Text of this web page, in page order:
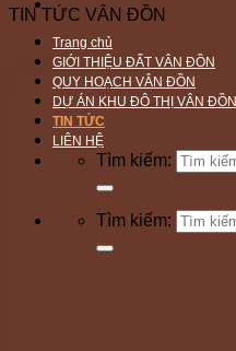
Trang chủ
GIỚI THIỆU ĐẤT VÂN ĐỒN
QUY HOẠCH VÂN ĐỒN
DỰ ÁN KHU ĐÔ THỊ VÂN ĐỒN
TIN TỨC
LIÊN HỆ
Tìm kiếm:
Tìm kiếm:
TIN TỨC VÂN ĐỒN